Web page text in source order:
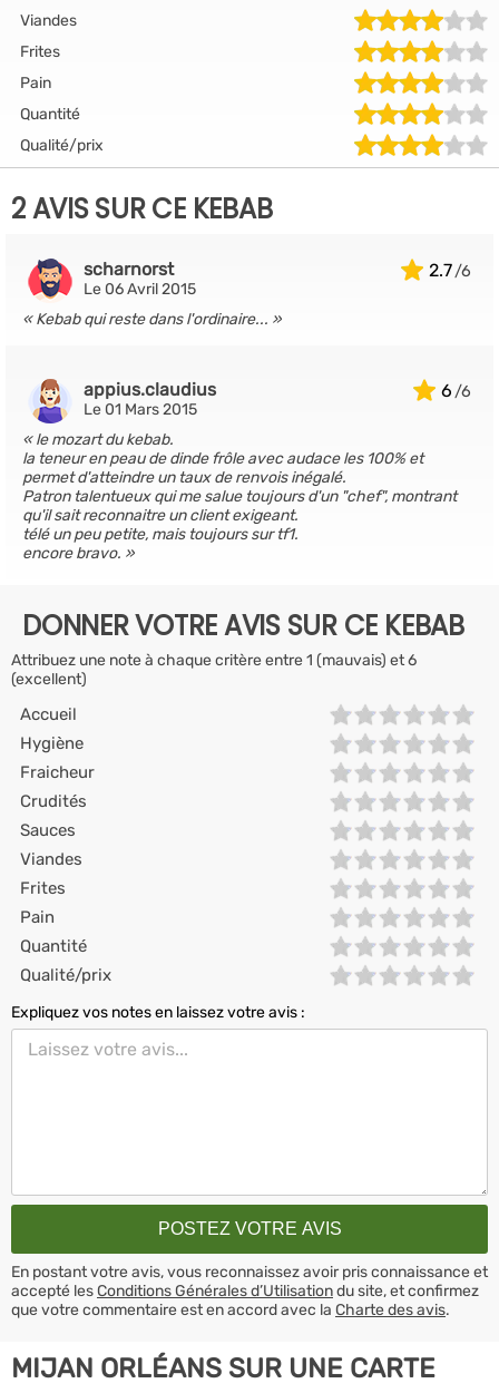
Viandes
Frites
Pain
Quantité
Qualité/prix
2 AVIS SUR CE KEBAB
2.7
scharnorst
Le 06 Avril 2015
Kebab qui reste dans l'ordinaire...
6
appius.claudius
Le 01 Mars 2015
le mozart du kebab.
la teneur en peau de dinde frôle avec audace les 100% et
permet d'atteindre un taux de renvois inégalé.
Patron talentueux qui me salue toujours d'un "chef", montrant
qu'il sait reconnaitre un client exigeant.
télé un peu petite, mais toujours sur tf1.
encore bravo.
DONNER VOTRE AVIS SUR CE KEBAB
Attribuez une note à chaque critère entre 1 (mauvais) et 6
(excellent)
Accueil
Hygiène
Fraicheur
Crudités
Sauces
Viandes
Frites
Pain
Quantité
Qualité/prix
Expliquez vos notes en laissez votre avis :
En postant votre avis, vous reconnaissez avoir pris connaissance et
accepté lesConditions Générales d’Utilisationdu site, et confirmez
que votre commentaire est en accord avec la Charte des avis.
MIJAN ORLÉANS SUR UNE CARTE